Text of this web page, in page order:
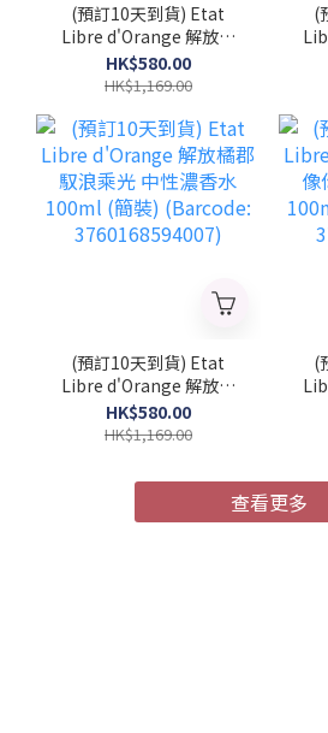
(預訂10天到貨) Etat
Libre d'Orange 解放橘
郡 Let's Pretend 陪我演
完 中性濃香水 100ml (簡
(Barcode:
3760168594274)
HK$580.00
HK$1,169.00
(
(預訂10天到貨) Etat
Libre d'Orange 解放橘
郡 馭浪乘光 中性濃香水
100ml (簡裝) (Barcode:
HK$580.00
HK$1,169.00
(
查看更多